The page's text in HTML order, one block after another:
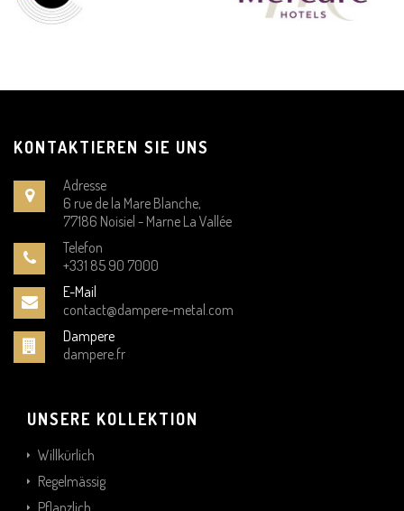
KONTAKTIEREN SIE UNS
Adresse
6 rue de la Mare Blanche,
77186 Noisiel - Marne La Vallée
Telefon
+331 85 90 7000
E-Mail
contact@dampere-metal.com
Dampere
dampere.fr
UNSERE KOLLEKTION
Willkürlich
Regelmässig